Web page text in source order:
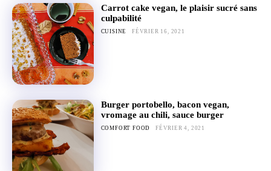
Carrot cake vegan, le plaisir sucré sans
culpabilité
CUISINE FÉVRIER 16, 2021
Burger portobello, bacon vegan,
vromage au chili, sauce burger
COMFORT FOOD FÉVRIER 4, 2021